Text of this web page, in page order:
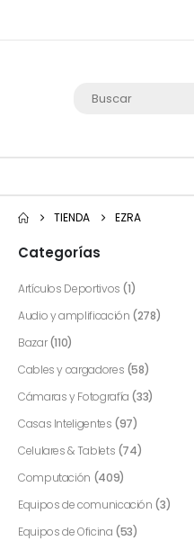
TIENDA EZRA
Categorías
Artículos Deportivos (1)
Audio y amplificación (278)
Bazar (110)
Cables y cargadores (58)
Cámaras y Fotografía (33)
Casas Inteligentes (97)
Celulares & Tablets (74)
Computación (409)
Equipos de comunicación (3)
Equipos de Oficina (53)